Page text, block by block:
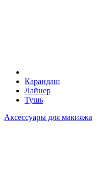
Карандаш
Лайнер
Тушь
Аксессуары для макияжа